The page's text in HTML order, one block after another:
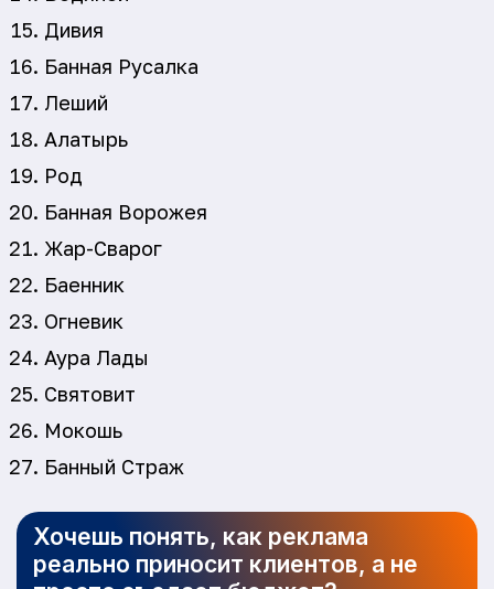
Дивия
Банная Русалка
Леший
Алатырь
Род
Банная Ворожея
Жар-Сварог
Баенник
Огневик
Аура Лады
Святовит
Мокошь
Банный Страж
Хочешь понять, как реклама
реально приносит клиентов, а не